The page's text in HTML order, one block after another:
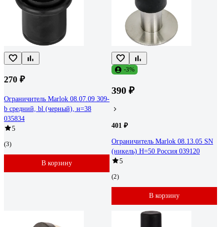
270 ₽
Ограничитель Marlok 08.07.09 309-
b средний, bl (черный), н=38
035834
5
(3)
В корзину
-3%
390 ₽
401 ₽
Ограничитель Marlok 08.13.05 SN
(никель) H=50 Россия 039120
5
(2)
В корзину